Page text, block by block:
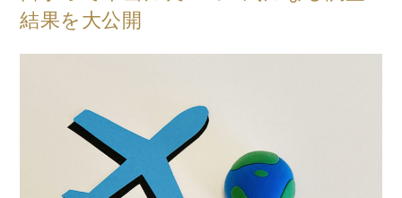
結果を大公開